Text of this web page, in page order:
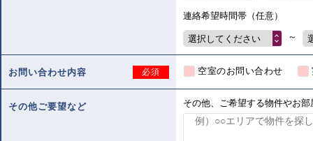
連絡希望時間帯（任意）
選択してください ～
お問い合わせ内容 必須 空室のお問い合わせ
その他ご要望など その他、ご希望する物件やお